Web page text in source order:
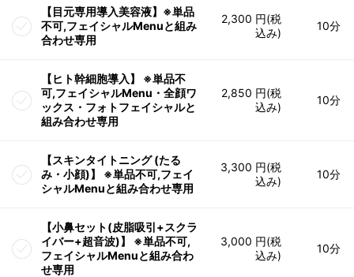
【目元専用導入美容液】※単品
不可,フェイシャルMenuと組み
合わせ専用
2,300 円(税
込み)
10分
【ヒト幹細胞導入】 ※単品不
可,フェイシャルMenu・全顔ワ
ックス・フォトフェイシャルと
組み合わせ専用
2,850 円(税
込み)
10分
【スキンタイトニング (たる
み・小顔)】 ※単品不可,フェイ
シャルMenuと組み合わせ専用
3,300 円(税
込み)
10分
【小鼻セット(皮脂吸引+スクラ
イバー+超音波)】 ※単品不可,
フェイシャルMenuと組み合わ
せ専用
3,000 円(税
込み)
10分